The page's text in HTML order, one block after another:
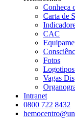
Conheça
Carta de
CAC
Fotos
Vagas
Intranet
0800 722 8432